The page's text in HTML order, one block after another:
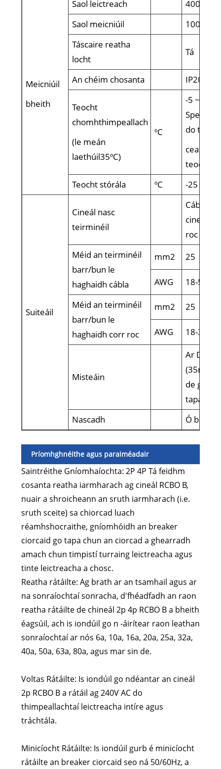
Meicniúil
bheith
Saol leictreach
4000
Saol meicniúil
10000
Táscaire reatha
locht
Tá
An chéim chosanta IP20
Teocht
chomhthimpeallach
(le meán
laethúil35ºC)
ºC
-5 ~+40
do thoil
ceartú
teochta)
Teocht stórála
ºC -25 ~+70
Suiteáil
Cineál nasc
teirminéil
Cábla/
cineál
roc
Méid an teirminéil
barr/bun le
haghaidh cábla
mm2 25
AWG
18-5
Méid an teirminéil
barr/bun le
haghaidh corr roc
mm2 25
AWG 18-3
Misteáin
Ar Din
(35mm)
de
tapa
Nascadh
Ó bharr
Príomhghnéithe agus paraiméadair
Saintréithe Gníomhaíochta: 2P 4P Tá feidhm
cosanta reatha iarmharach ag cineál RCBO B,
nuair a shroicheann an sruth iarmharach (i.e.
sruth sceite) sa chiorcad luach
réamhshocraithe, gníomhóidh an breaker
ciorcaid go tapa chun an ciorcad a ghearradh
amach chun timpistí turraing leictreacha agus
tinte leictreacha a chosc.
Reatha rátáilte: Ag brath ar an tsamhail agus ar
na sonraíochtaí sonracha, d'fhéadfadh an raon
reatha rátáilte de chineál 2p 4p RCBO B a bheith
éagsúil, ach is iondúil go n -áirítear raon leathan
sonraíochtaí ar nós 6a, 10a, 16a, 20a, 25a, 32a,
40a, 50a, 63a, 80a, agus mar sin de.
Voltas Rátáilte: Is iondúil go ndéantar an cineál
2p RCBO B a rátáil ag 240V AC do
thimpeallachtaí leictreacha intíre agus
tráchtála.
Minicíocht Rátáilte: Is iondúil gurb é minicíocht
rátáilte an breaker ciorcaid seo ná 50/60Hz, a